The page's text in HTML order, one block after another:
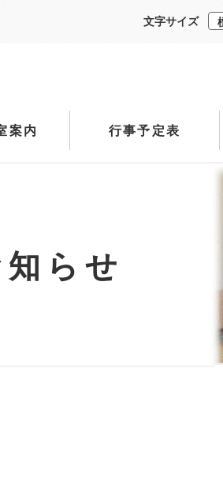
文字サイズ
案内 行事予定表
らせ